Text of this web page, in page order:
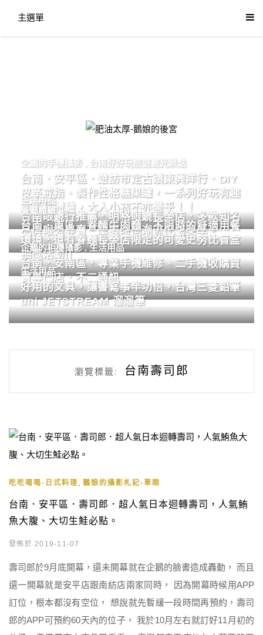
主選單
肥油太厚-鵝娘的後宮
企鵝的手機攝影 台南好好玩旅遊觀光景點
台南．安平區．遊訪市定古蹟東興洋行．DIY
皮革戒指、製作性格糖果罐，一系列好玩有趣
的手作體驗，大人小孩不亦樂乎！！
生活用品
台南眼鏡行推薦．明格眼鏡長榮店．多款知名
品牌眼鏡專賣．掌握時尚潮流配鏡美學。
餐廳體驗
台南．東區．眷麵牛肉麵．不限時的舒適用餐
環境．還有眷麵長榮店限定的可愛史努比盲盒
抽獎活動!!
企鵝的相機攝影,生活用品
台南．安南區．專業手機維修、二手機收購買
賣專門店．不二通訊
生活用品
好用的文具，讓書寫事半功倍，台灣三菱鉛筆
uni JETSTREAM 溜溜筆
瀏覽標籤: 台南壽司郎
吃吃喝喝-日式料理 鵝娘的攝影札記-單眼
台南．安平區．壽司郎．超人氣日本迴轉壽司，人氣鮪
魚大腹、大切生鮭必點。
發佈於 2019-11-07
壽司郎於9月底開幕，還未開幕就在企鵝的臉書造成轟動， 而且
還一開幕就是安平店跟南紡店兩家同時， 因為開幕時候用APP
訂位，根本都沒有空位， 想說就先暫緩一段時間再預約，壽司
郎的APP可預約60天內的位子， 我於10月左右就訂好11月初的